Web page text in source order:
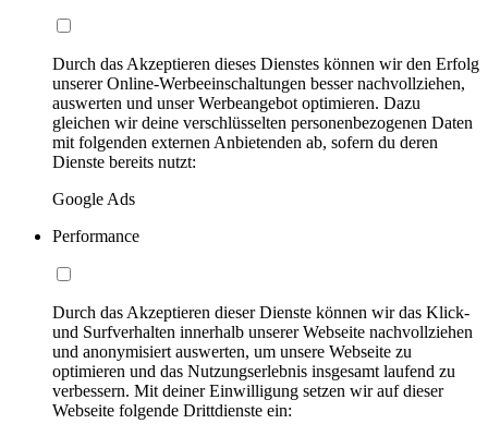
Durch das Akzeptieren dieses Dienstes können wir den Erfolg
unserer Online-Werbeeinschaltungen besser nachvollziehen,
auswerten und unser Werbeangebot optimieren. Dazu
gleichen wir deine verschlüsselten personenbezogenen Daten
mit folgenden externen Anbietenden ab, sofern du deren
Dienste bereits nutzt:
Google Ads
Performance
Durch das Akzeptieren dieser Dienste können wir das Klick-
und Surfverhalten innerhalb unserer Webseite nachvollziehen
und anonymisiert auswerten, um unsere Webseite zu
optimieren und das Nutzungserlebnis insgesamt laufend zu
verbessern. Mit deiner Einwilligung setzen wir auf dieser
Webseite folgende Drittdienste ein: